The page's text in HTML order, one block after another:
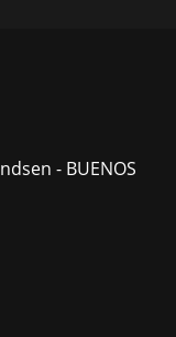
- BUENOS